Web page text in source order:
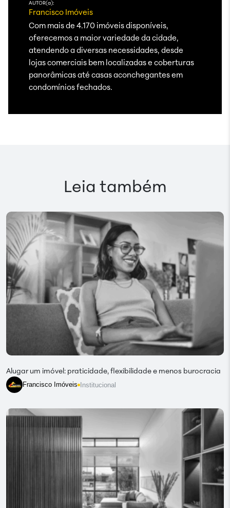
AUTOR(a):
Francisco Imóveis
Com mais de 4.170 imóveis disponíveis,
oferecemos a maior variedade da cidade,
atendendo a diversas necessidades, desde
lojas comerciais bem localizadas e coberturas
panorâmicas até casas aconchegantes em
condomínios fechados.
Leia também
Alugar um imóvel: praticidade, flexibilidade e menos burocracia
Francisco Imóveis Institucional